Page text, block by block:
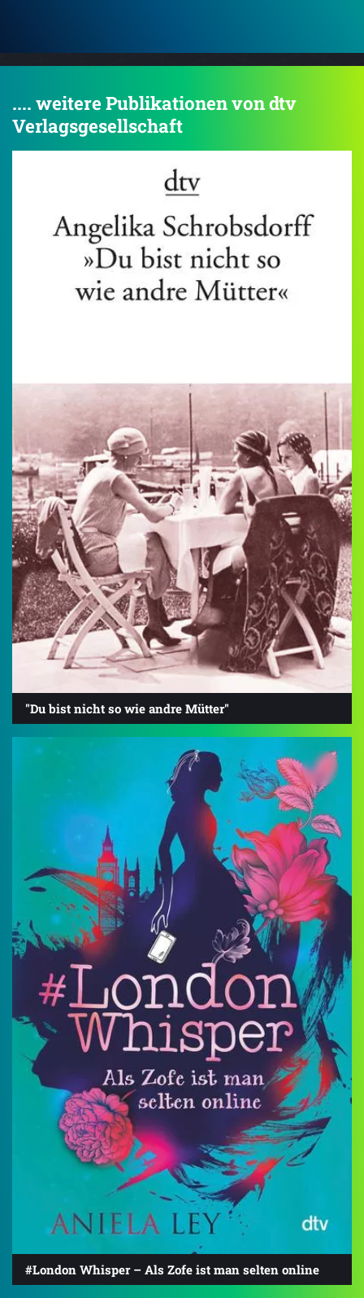
.... weitere Publikationen von dtv
Verlagsgesellschaft
"Du bist nicht so wie andre Mütter"
#London Whisper – Als Zofe ist man selten online